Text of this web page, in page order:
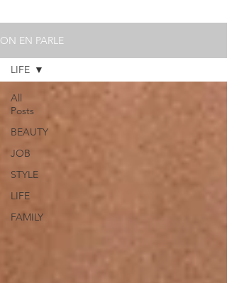
ON EN PARLE
All
Posts
BEAUTY
JOB
STYLE
LIFE
FAMILY
LIFE